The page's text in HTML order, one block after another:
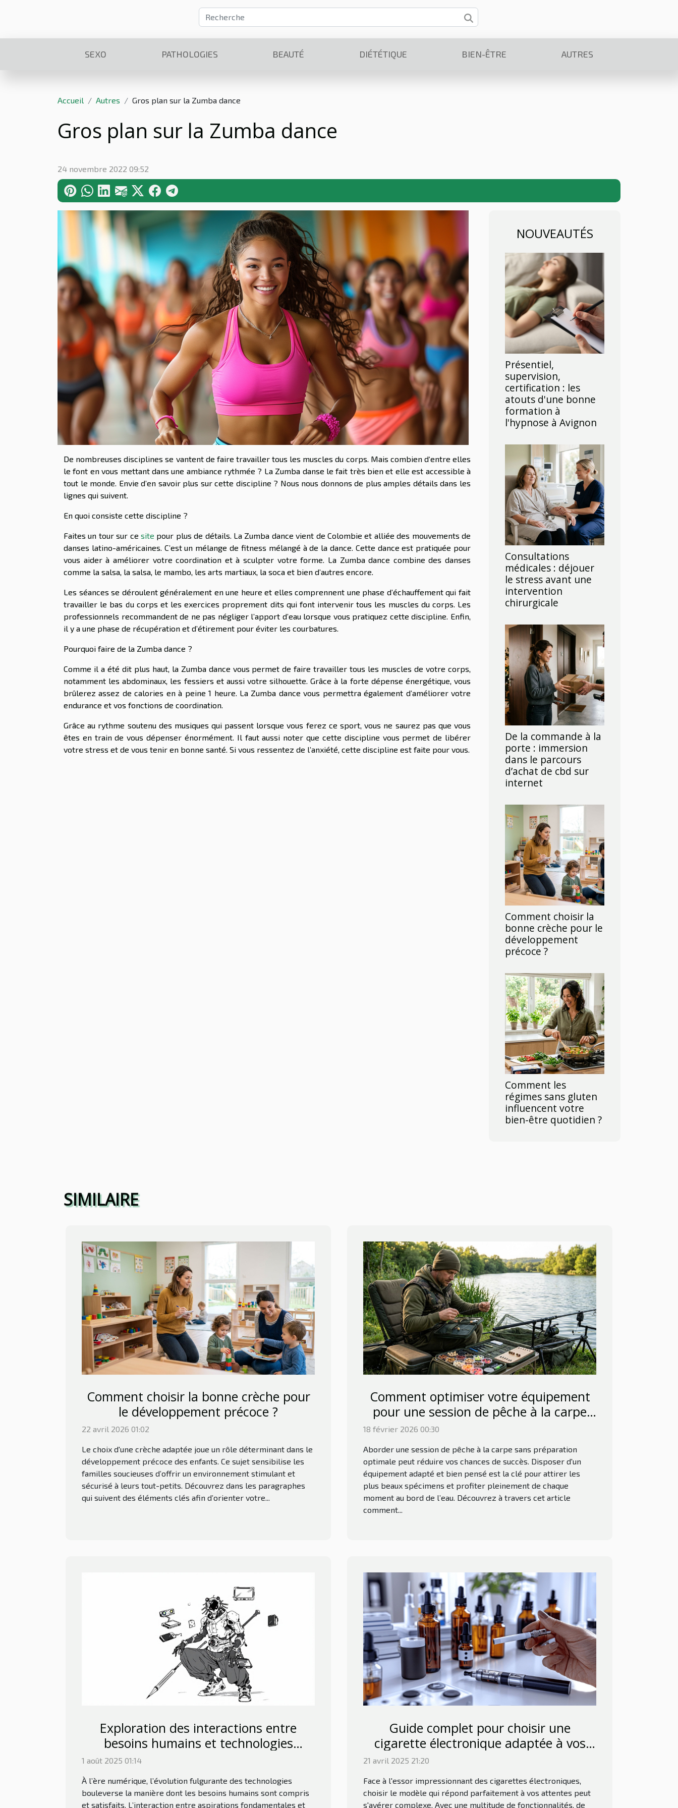
SEXO PATHOLOGIES BEAUTÉ DIÉTÉTIQUE BIEN-ÊTRE AUTRES
Accueil Autres Gros plan sur la Zumba dance
Gros plan sur la Zumba dance
24 novembre 2022 09:52
De nombreuses disciplines se vantent de faire travailler tous les muscles du corps. Mais combien d‘entre elles
le font en vous mettant dans une ambiance rythmée ? La Zumba danse le fait très bien et elle est accessible à
tout le monde. Envie d’en savoir plus sur cette discipline ? Nous nous donnons de plus amples détails dans les
lignes qui suivent.
En quoi consiste cette discipline ?
Faites un tour sur ce site pour plus de détails. La Zumba dance vient de Colombie et alliée des mouvements de
danses latino-américaines. C’est un mélange de fitness mélangé à de la dance. Cette dance est pratiquée pour
vous aider à améliorer votre coordination et à sculpter votre forme. La Zumba dance combine des danses
comme la salsa, la salsa, le mambo, les arts martiaux, la soca et bien d’autres encore.
Les séances se déroulent généralement en une heure et elles comprennent une phase d’échauffement qui fait
travailler le bas du corps et les exercices proprement dits qui font intervenir tous les muscles du corps. Les
professionnels recommandent de ne pas négliger l’apport d’eau lorsque vous pratiquez cette discipline. Enfin,
il y a une phase de récupération et d’étirement pour éviter les courbatures.
Pourquoi faire de la Zumba dance ?
Comme il a été dit plus haut, la Zumba dance vous permet de faire travailler tous les muscles de votre corps,
notamment les abdominaux, les fessiers et aussi votre silhouette. Grâce à la forte dépense énergétique, vous
brûlerez assez de calories en à peine 1 heure. La Zumba dance vous permettra également d’améliorer votre
endurance et vos fonctions de coordination.
Grâce au rythme soutenu des musiques qui passent lorsque vous ferez ce sport, vous ne saurez pas que vous
êtes en train de vous dépenser énormément. Il faut aussi noter que cette discipline vous permet de libérer
votre stress et de vous tenir en bonne santé. Si vous ressentez de l’anxiété, cette discipline est faite pour vous.
NOUVEAUTÉS
Présentiel,
supervision,
certification : les
atouts d'une bonne
formation à
l'hypnose à Avignon
Consultations
médicales : déjouer
le stress avant une
intervention
chirurgicale
De la commande à la
porte : immersion
dans le parcours
d’achat de cbd sur
internet
Comment choisir la
bonne crèche pour le
développement
précoce ?
Comment les
régimes sans gluten
influencent votre
bien-être quotidien ?
SIMILAIRE
Comment choisir la bonne crèche pour
le développement précoce ?
22 avril 2026 01:02
Le choix d'une crèche adaptée joue un rôle déterminant dans le
développement précoce des enfants. Ce sujet sensibilise les
familles soucieuses d’offrir un environnement stimulant et
sécurisé à leurs tout-petits. Découvrez dans les paragraphes
qui suivent des éléments clés afin d’orienter votre...
Comment optimiser votre équipement
pour une session de pêche à la carpe
18 février 2026 00:30
Aborder une session de pêche à la carpe sans préparation
optimale peut réduire vos chances de succès. Disposer d'un
équipement adapté et bien pensé est la clé pour attirer les
plus beaux spécimens et profiter pleinement de chaque
moment au bord de l’eau. Découvrez à travers cet article
comment...
Exploration des interactions entre
besoins humains et technologies
1 août 2025 01:14
À l’ère numérique, l’évolution fulgurante des technologies
bouleverse la manière dont les besoins humains sont compris
et satisfaits. L’interaction entre aspirations fondamentales et
Guide complet pour choisir une
cigarette électronique adaptée à vos
21 avril 2025 21:20
Face à l'essor impressionnant des cigarettes électroniques,
choisir le modèle qui répond parfaitement à vos attentes peut
s'avérer complexe. Avec une multitude de fonctionnalités, de